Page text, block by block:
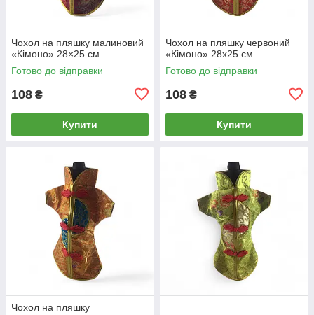
Чохол на пляшку малиновий
«Кімоно» 28×25 см
Готово до відправки
108 ₴
Купити
Чохол на пляшку червоний
«Кімоно» 28х25 см
Готово до відправки
108 ₴
Купити
Чохол на пляшку